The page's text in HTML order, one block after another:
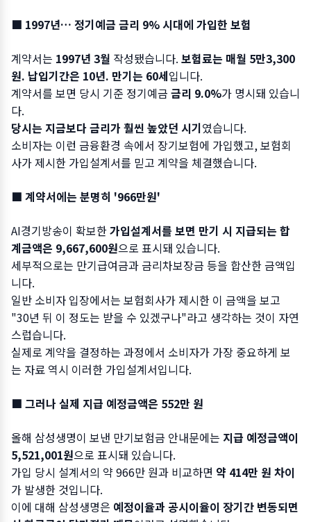
■ 1997년… 정기예금 금리 9% 시대에 가입한 보험
계약서는 1997년 3월 작성됐습니다. 보험료는 매월 5만3,300
원. 납입기간은 10년. 만기는 60세입니다.
계약서를 보면 당시 기준 정기예금 금리 9.0%가 명시돼 있습니
다.
당시는 지금보다 금리가 훨씬 높았던 시기였습니다.
소비자는 이런 금융환경 속에서 장기보험에 가입했고, 보험회
사가 제시한 가입설계서를 믿고 계약을 체결했습니다.
■ 계약서에는 분명히 '966만원'
AI경기방송이 확보한가입설계서를 보면 만기 시 지급되는 합
계금액은 9,667,600원으로 표시돼 있습니다.
세부적으로는 만기급여금과 금리차보장금 등을 합산한 금액입
니다.
일반 소비자 입장에서는 보험회사가 제시한 이 금액을 보고
"30년 뒤 이 정도는 받을 수 있겠구나"라고 생각하는 것이 자연
스럽습니다.
실제로 계약을 결정하는 과정에서 소비자가 가장 중요하게 보
는 자료 역시 이러한 가입설계서입니다.
■ 그러나 실제 지급 예정금액은 552만 원
올해 삼성생명이 보낸 만기보험금 안내문에는 지급 예정금액이
5,521,001원으로 표시돼 있습니다.
가입 당시 설계서의 약 966만 원과 비교하면 약 414만 원 차이
가 발생한 것입니다.
이에 대해 삼성생명은 예정이율과 공시이율이 장기간 변동되면